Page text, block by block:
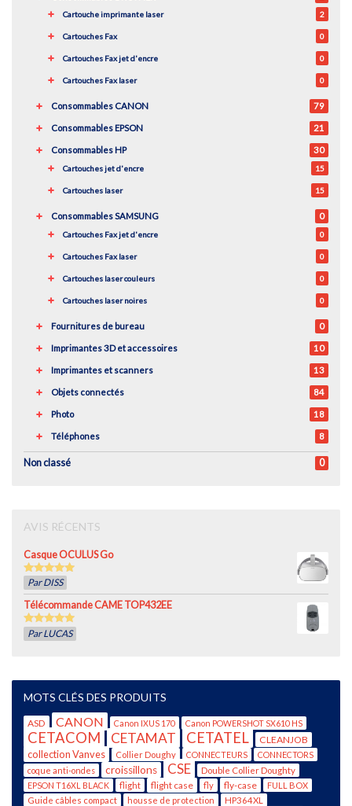
Cartouche imprimante laser 2
Cartouches Fax 0
Cartouches Fax jet d'encre 0
Cartouches Fax laser 0
Consommables CANON 79
Consommables EPSON 21
Consommables HP 30
Cartouches jet d'encre 15
Cartouches laser 15
Consommables SAMSUNG 0
Cartouches Fax jet d'encre 0
Cartouches Fax laser 0
Cartouches laser couleurs 0
Cartouches laser noires 0
Fournitures de bureau 0
Imprimantes 3D et accessoires 10
Imprimantes et scanners 13
Objets connectés 84
Photo 18
Téléphones 8
Non classé 0
AVIS RÉCENTS
Casque OCULUS Go
out of 5
Par DISS
Télécommande CAME TOP432EE
out of 5
Par LUCAS
MOTS CLÉS DES PRODUITS
ASD CANON Canon IXUS 170 Canon POWERSHOT SX610 HS
CETACOM CETAMAT CETATEL CLEANJOB
collection Vanves Collier Doughy CONNECTEURS
CONNECTORS
coque anti-ondes
croissillons CSE
Double Collier Doughty
EPSON T16XL BLACK
flight flight case fly fly-case
FULL BOX
Guide câbles compact
housse de protection
HP364XL